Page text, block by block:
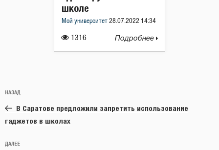
1316
школе
Мой университет 28.07.2022 14:34
Подробнее
по
записям
Предыдущая
запись:
НАЗАД
В Саратове предложили запретить использование
гаджетов в школах
Следующая
ДАЛЕЕ